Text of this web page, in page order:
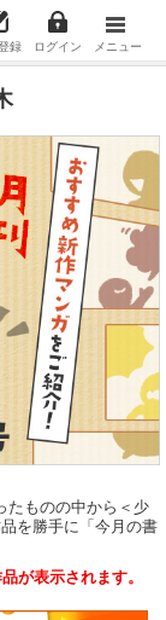
録 ログイン メニュー
たものの中から＜少
を勝手に「今月の書
が表示されます。